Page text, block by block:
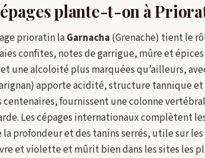
plante-t-on à
prioratin laGarnacha (Grenache) tient le
confites, notes de garrigue, mûre et
une alcoloité plus marquées qu’ailleurs,
apporte acidité, structure tannique et
centenaires, fournissent une colonne
Les cépages internationaux complètent
la profondeur et des tanins serrés, utile sur
et violette et mûrit bien dans les sites les